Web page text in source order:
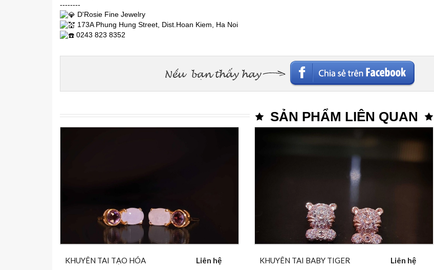
--------
D'Rosie Fine Jewelry
173A Phung Hung Street, Dist.Hoan Kiem, Ha Noi
0243 823 8352
SẢN PHẨM LIÊN QUAN
KHUYÊN TAI TẠO HÓA Liên hệ KHUYÊN TAI BABY TIGER Liên hệ